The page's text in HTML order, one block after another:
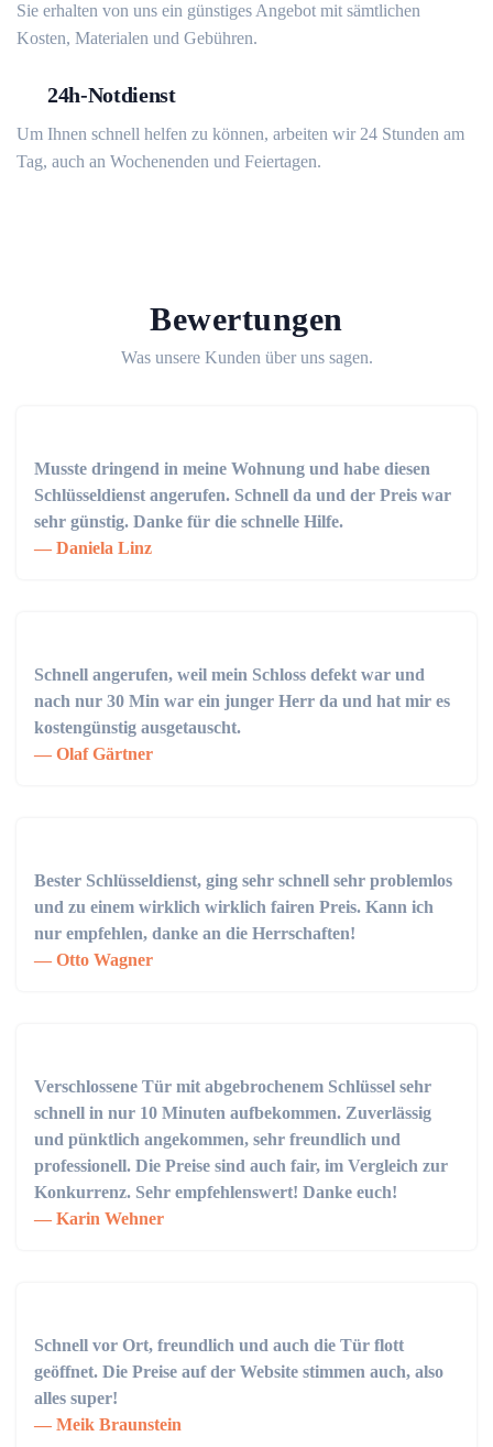
Sie erhalten von uns ein günstiges Angebot mit sämtlichen
Kosten, Materialen und Gebühren.
24h-Notdienst
Um Ihnen schnell helfen zu können, arbeiten wir 24 Stunden am
Tag, auch an Wochenenden und Feiertagen.
Bewertungen
Was unsere Kunden über uns sagen.
Musste dringend in meine Wohnung und habe diesen
Schlüsseldienst angerufen. Schnell da und der Preis war
sehr günstig. Danke für die schnelle Hilfe.
Daniela Linz
Schnell angerufen, weil mein Schloss defekt war und
nach nur 30 Min war ein junger Herr da und hat mir es
kostengünstig ausgetauscht.
Olaf Gärtner
Bester Schlüsseldienst, ging sehr schnell sehr problemlos
und zu einem wirklich wirklich fairen Preis. Kann ich
nur empfehlen, danke an die Herrschaften!
Otto Wagner
Verschlossene Tür mit abgebrochenem Schlüssel sehr
schnell in nur 10 Minuten aufbekommen. Zuverlässig
und pünktlich angekommen, sehr freundlich und
professionell. Die Preise sind auch fair, im Vergleich zur
Konkurrenz. Sehr empfehlenswert! Danke euch!
Karin Wehner
Schnell vor Ort, freundlich und auch die Tür flott
geöffnet. Die Preise auf der Website stimmen auch, also
alles super!
Meik Braunstein